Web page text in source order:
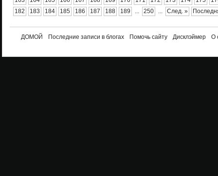
182
183 184 185 186 187 188 189 ... 250 ... След. »
ДОМОЙ Последние записи в блогах Помочь сайту Дисклэймер О